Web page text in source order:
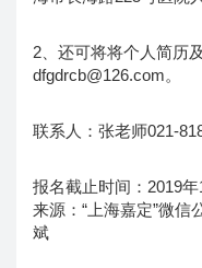
2、还可将将个人简历
dfgdrcb@126.com。
联系人：张老师021-
报名截止时间：2019年
来源：“上海嘉定”微信
斌